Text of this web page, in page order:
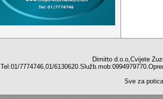
Dimitto d.o.o,Cvijete
Tel:01/7774746,01/
Sve za poticaje